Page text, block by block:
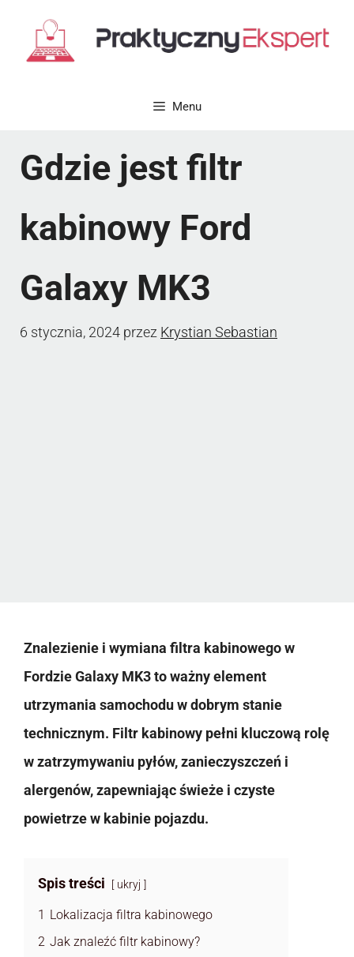
Menu
Gdzie jest filtr
kabinowy Ford
Galaxy MK3
6 stycznia, 2024 przez Krystian Sebastian
Znalezienie i wymiana filtra kabinowego w
Fordzie Galaxy MK3 to ważny element
utrzymania samochodu w dobrym stanie
technicznym. Filtr kabinowy pełni kluczową rolę
w zatrzymywaniu pyłów, zanieczyszczeń i
alergenów, zapewniając świeże i czyste
powietrze w kabinie pojazdu.
Spis treści ukryj
1
Lokalizacja filtra kabinowego
2 Jak znaleźć filtr kabinowy?